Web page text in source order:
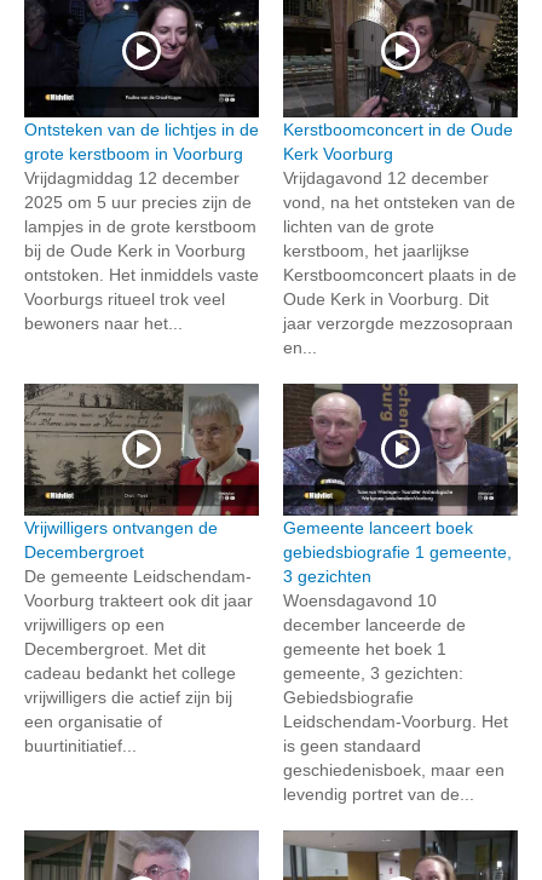
Ontsteken van de lichtjes in de
grote kerstboom in Voorburg
Vrijdagmiddag 12 december
2025 om 5 uur precies zijn de
lampjes in de grote kerstboom
bij de Oude Kerk in Voorburg
ontstoken. Het inmiddels vaste
Voorburgs ritueel trok veel
bewoners naar het...
Kerstboomconcert in de Oude
Kerk Voorburg
Vrijdagavond 12 december
vond, na het ontsteken van de
lichten van de grote
kerstboom, het jaarlijkse
Kerstboomconcert plaats in de
Oude Kerk in Voorburg. Dit
jaar verzorgde mezzosopraan
en...
Vrijwilligers ontvangen de
Decembergroet
De gemeente Leidschendam-
Voorburg trakteert ook dit jaar
vrijwilligers op een
Decembergroet. Met dit
cadeau bedankt het college
vrijwilligers die actief zijn bij
een organisatie of
buurtinitiatief...
Gemeente lanceert boek
gebiedsbiografie 1 gemeente,
3 gezichten
Woensdagavond 10
december lanceerde de
gemeente het boek 1
gemeente, 3 gezichten:
Gebiedsbiografie
Leidschendam-Voorburg. Het
is geen standaard
geschiedenisboek, maar een
levendig portret van de...